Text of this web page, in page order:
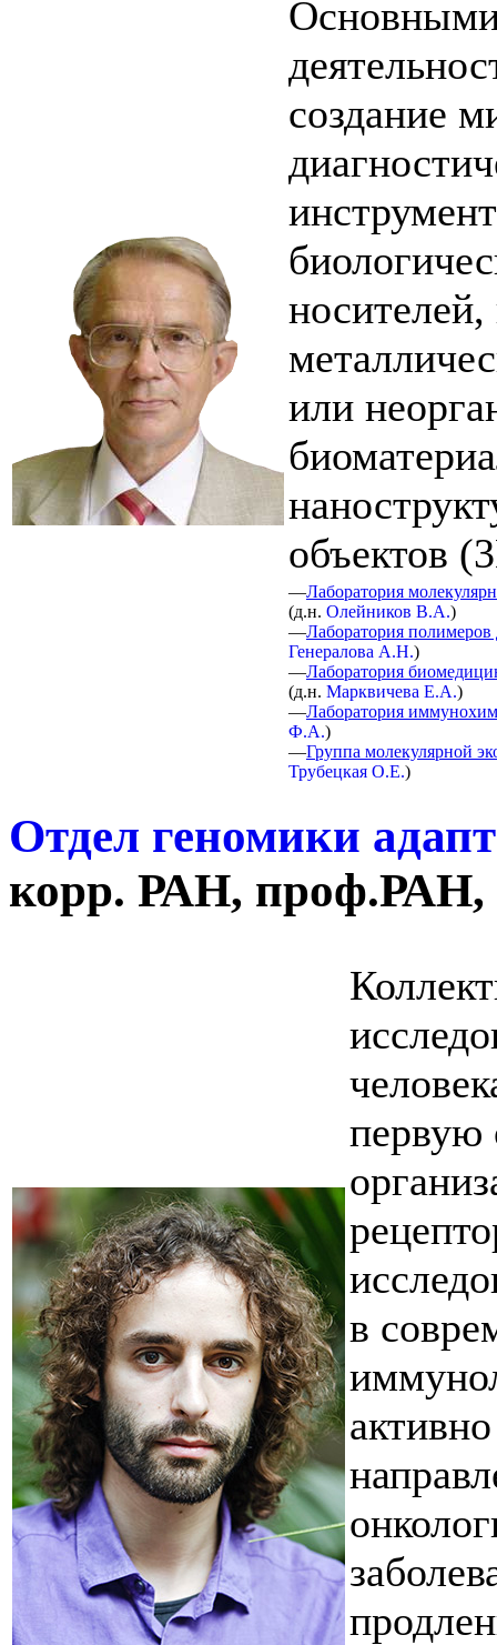
создание
или
объектов
—Лаборатория
(д.н. Олейников В.А.)
—Лаборатория полимеров
Генералова А.Н.)
—Лаборатория
(д.н. Марквичева Е.А.)
—Лаборатория
Ф.А.)
—Группа молекулярной
Трубецкая О.Е.)
Отдел геномики
корр. РАН, проф.РАН,
первую
в